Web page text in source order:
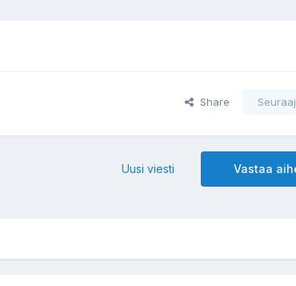
Share
Vastaa
Uusi viesti